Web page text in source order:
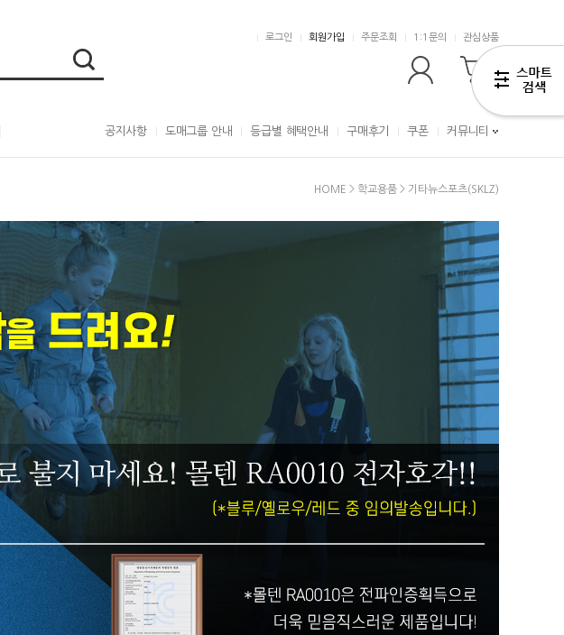
로그인 회원가입 주문조회 1:1문의 관심상품
공지사항 도매그룹 안내 등급별 혜택안내 구매후기 쿠폰 커뮤니티
HOME > 학교용품 > 기타뉴스포츠(SKLZ)